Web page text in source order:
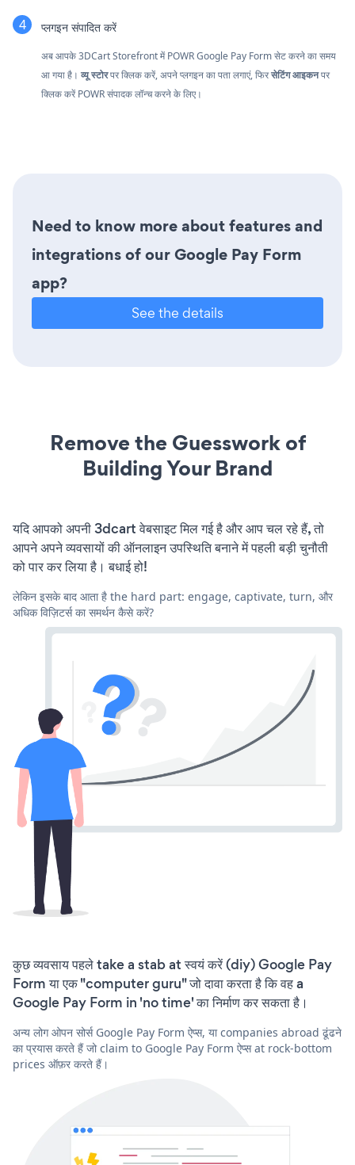
प्लगइन संपादित करें
अब आपके 3DCart Storefront में POWR Google Pay Form सेट करने का समय
आ गया है। व्यू स्टोरपर क्लिक करें, अपने प्लगइन का पता लगाएं, फिरसेटिंग आइकनपर
क्लिक करेंPOWR संपादक लॉन्च करने के लिए।
Need to know more about features and
integrations of our Google Pay Form
app?
See the details
Remove the Guesswork of
Building Your Brand
यदि आपको अपनी 3dcart वेबसाइट मिल गई है और आप चल रहे हैं, तो
आपने अपने व्यवसायों की ऑनलाइन उपस्थिति बनाने में पहली बड़ी चुनौती
को पार कर लिया है। बधाई हो!
लेकिन इसके बाद आता है the hard part: engage, captivate, turn, और
अधिक विज़िटर्स का समर्थन कैसे करें?
कुछ व्यवसाय पहले take a stab at स्वयं करें (diy) Google Pay
Form या एक "computer guru" जो दावा करता है कि वह a
Google Pay Form in 'no time' का निर्माण कर सकता है।
अन्य लोग ओपन सोर्स Google Pay Form ऐप्स, या companies abroad ढूंढने
का प्रयास करते हैं जो claim to Google Pay Form ऐप्स at rock-bottom
prices ऑफ़र करते हैं।